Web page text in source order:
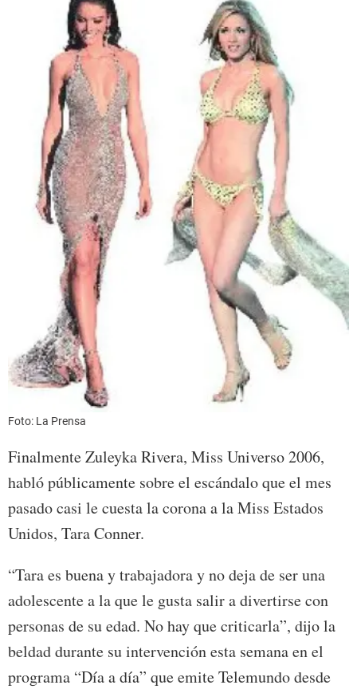
Foto: La Prensa
Finalmente Zuleyka Rivera, Miss Universo 2006,
habló públicamente sobre el escándalo que el mes
pasado casi le cuesta la corona a la Miss Estados
Unidos, Tara Conner.
“Tara es buena y trabajadora y no deja de ser una
adolescente a la que le gusta salir a divertirse con
personas de su edad. No hay que criticarla”, dijo la
beldad durante su intervención esta semana en el
programa “Día a día” que emite Telemundo desde